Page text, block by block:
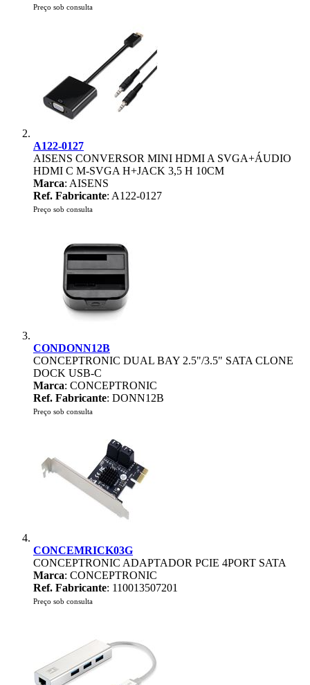
Preço sob consulta
A122-0127
AISENS CONVERSOR MINI HDMI A SVGA+ÁUDIO
HDMI C M-SVGA H+JACK 3,5 H 10CM
Marca: AISENS
Ref. Fabricante: A122-0127
Preço sob consulta
CONDONN12B
CONCEPTRONIC DUAL BAY 2.5"/3.5" SATA CLONE
DOCK USB-C
Marca: CONCEPTRONIC
Ref. Fabricante: DONN12B
Preço sob consulta
CONCEMRICK03G
CONCEPTRONIC ADAPTADOR PCIE 4PORT SATA
Marca: CONCEPTRONIC
Ref. Fabricante: 110013507201
Preço sob consulta